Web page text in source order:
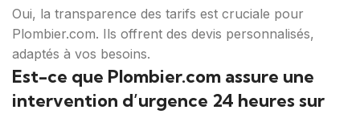
Oui, la transparence des tarifs est cruciale pour
Plombier.com. Ils offrent des devis personnalisés,
adaptés à vos besoins.
Est-ce que Plombier.com assure une
intervention d’urgence 24 heures sur